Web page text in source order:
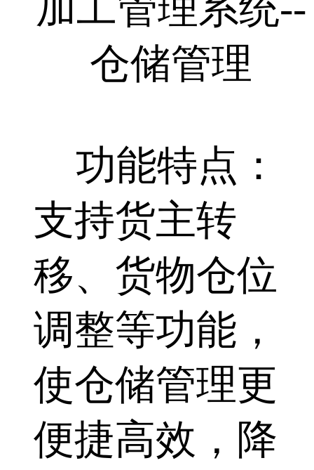
功能特点：
支持货主转
移、货物仓位
调整等功能，
使仓储管理更
便捷高效，降